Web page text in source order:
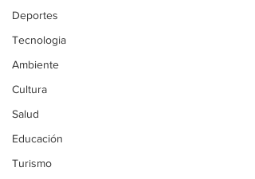
Deportes
Tecnologia
Ambiente
Cultura
Salud
Educación
Turismo